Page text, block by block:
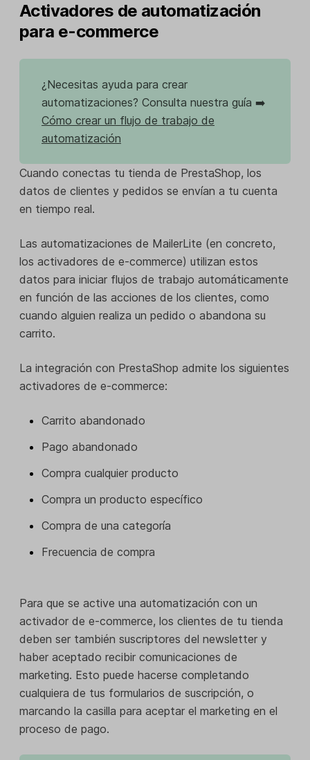
Activadores de automatización
para e-commerce
¿Necesitas ayuda para crear
automatizaciones? Consulta nuestra guía ➡️
Cómo crear un flujo de trabajo de
automatización
Cuando conectas tu tienda de PrestaShop, los
datos de clientes y pedidos se envían a tu cuenta
en tiempo real.
Las automatizaciones de MailerLite (en concreto,
los activadores de e-commerce) utilizan estos
datos para iniciar flujos de trabajo automáticamente
en función de las acciones de los clientes, como
cuando alguien realiza un pedido o abandona su
carrito.
La integración con PrestaShop admite los siguientes
activadores de e-commerce:
Carrito abandonado
Pago abandonado
Compra cualquier producto
Compra un producto específico
Compra de una categoría
Frecuencia de compra
Para que se active una automatización con un
activador de e-commerce, los clientes de tu tienda
deben ser también suscriptores del newsletter y
haber aceptado recibir comunicaciones de
marketing. Esto puede hacerse completando
cualquiera de tus formularios de suscripción, o
marcando la casilla para aceptar el marketing en el
proceso de pago.